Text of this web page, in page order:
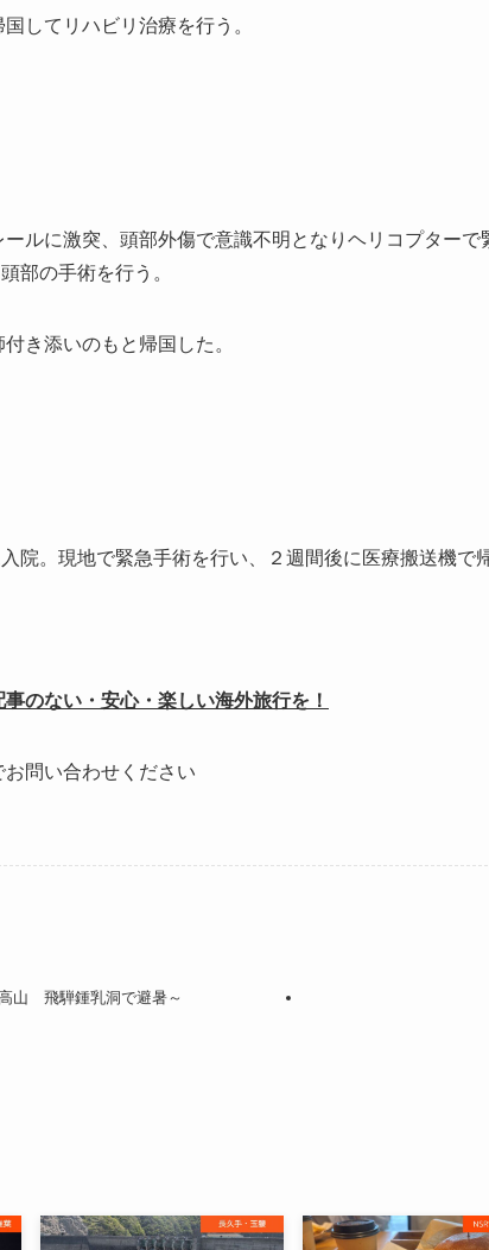
してリハビリ治療を行う。
ルに激突、頭部外傷で意識不明となりヘリコプター
部の手術を行う。
き添いのもと帰国した。
院。現地で緊急手術を行い、２週間後に医療搬送機で
のない・安心・楽しい海外旅行を！
問い合わせください
山 飛騨鍾乳洞で避暑～